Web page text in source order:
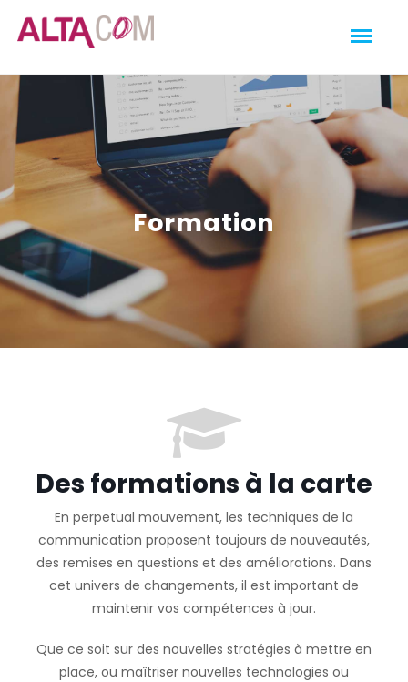
Formation
Des formations à la carte
En perpetual mouvement, les techniques de la
communication proposent toujours de nouveautés,
des remises en questions et des améliorations. Dans
cet univers de changements, il est important de
maintenir vos compétences à jour.
Que ce soit sur des nouvelles stratégies à mettre en
place, ou maîtriser nouvelles technologies ou